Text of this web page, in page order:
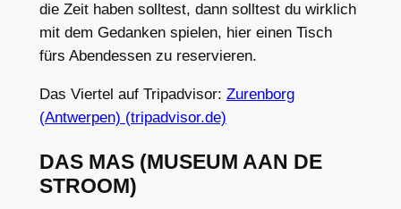
die Zeit haben solltest, dann solltest du wirklich
mit dem Gedanken spielen, hier einen Tisch
fürs Abendessen zu reservieren.
Das Viertel auf Tripadvisor: Zurenborg
(Antwerpen) (tripadvisor.de)
DAS MAS (MUSEUM AAN DE
STROOM)